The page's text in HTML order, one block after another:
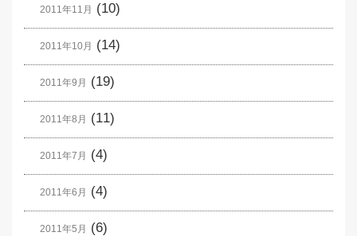
2011年11月 (10)
2011年10月 (14)
2011年9月 (19)
2011年8月 (11)
2011年7月 (4)
2011年6月 (4)
2011年5月 (6)